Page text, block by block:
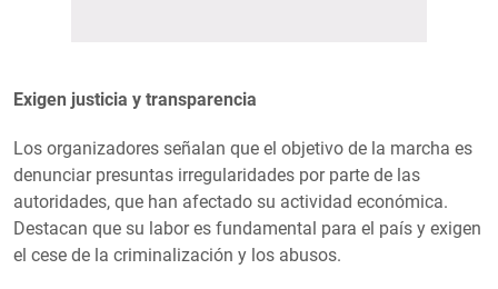
Exigen justicia y transparencia
Los organizadores señalan que el objetivo de la marcha es
denunciar presuntas irregularidades por parte de las
autoridades, que han afectado su actividad económica.
Destacan que su labor es fundamental para el país y exigen
el cese de la criminalización y los abusos.